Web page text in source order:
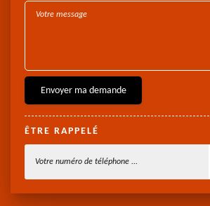
ÊTRE RAPPELÉ